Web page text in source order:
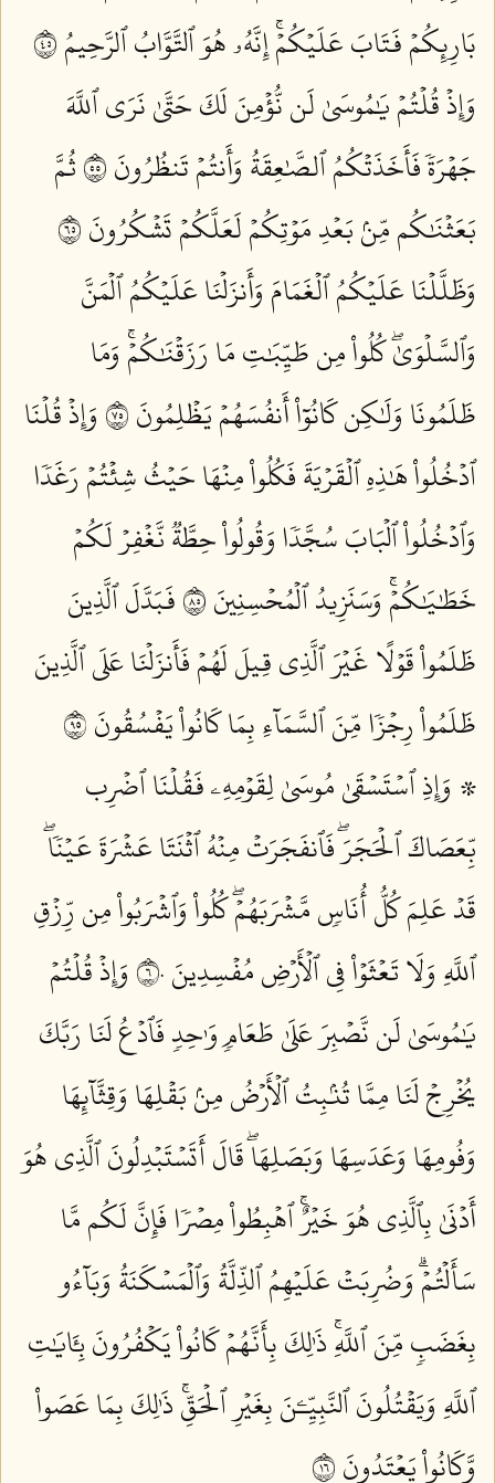
بَارِئِكُمۡ فَتَابَ عَلَيۡكُمۡۚ إِنَّهُۥ هُوَ ٱلتَّوَّابُ ٱلرَّحِيمُ ٥٤
وَإِذۡ قُلۡتُمۡ يَٰمُوسَىٰ لَن نُّؤۡمِنَ لَكَ حَتَّىٰ نَرَى ٱللَّهَ
جَهۡرَةٗ فَأَخَذَتۡكُمُ ٱلصَّٰعِقَةُ وَأَنتُمۡ تَنظُرُونَ ٥٥
ثُمَّ
بَعَثۡنَٰكُم مِّنۢ بَعۡدِ مَوۡتِكُمۡ لَعَلَّكُمۡ تَشۡكُرُونَ ٥٦
وَظَلَّلۡنَا عَلَيۡكُمُ ٱلۡغَمَامَ وَأَنزَلۡنَا عَلَيۡكُمُ ٱلۡمَنَّ
وَٱلسَّلۡوَىٰۖ كُلُواْ مِن طَيِّبَٰتِ مَا رَزَقۡنَٰكُمۡۚ وَمَا
ظَلَمُونَا وَلَٰكِن كَانُوٓاْ أَنفُسَهُمۡ يَظۡلِمُونَ ٥٧
وَإِذۡ قُلۡنَا
ٱدۡخُلُواْ هَٰذِهِ ٱلۡقَرۡيَةَ فَكُلُواْ مِنۡهَا حَيۡثُ شِئۡتُمۡ رَغَدٗا
وَٱدۡخُلُواْ ٱلۡبَابَ سُجَّدٗا وَقُولُواْ حِطَّةٞ نَّغۡفِرۡ لَكُمۡ
خَطَٰيَٰكُمۡۚ وَسَنَزِيدُ ٱلۡمُحۡسِنِينَ ٥٨
فَبَدَّلَ ٱلَّذِينَ
ظَلَمُواْ قَوۡلًا غَيۡرَ ٱلَّذِي قِيلَ لَهُمۡ فَأَنزَلۡنَا عَلَى ٱلَّذِينَ
ظَلَمُواْ رِجۡزٗا مِّنَ ٱلسَّمَآءِ بِمَا كَانُواْ يَفۡسُقُونَ ٥٩
۞ وَإِذِ ٱسۡتَسۡقَىٰ مُوسَىٰ لِقَوۡمِهِۦ فَقُلۡنَا ٱضۡرِب
بِّعَصَاكَ ٱلۡحَجَرَۖ فَٱنفَجَرَتۡ مِنۡهُ ٱثۡنَتَا عَشۡرَةَ عَيۡنٗاۖ
قَدۡ عَلِمَ كُلُّ أُنَاسٖ مَّشۡرَبَهُمۡۖ كُلُواْ وَٱشۡرَبُواْ مِن رِّزۡقِ
ٱللَّهِ وَلَا تَعۡثَوۡاْ فِي ٱلۡأَرۡضِ مُفۡسِدِينَ ٦٠
وَإِذۡ قُلۡتُمۡ
يَٰمُوسَىٰ لَن نَّصۡبِرَ عَلَىٰ طَعَامٖ وَٰحِدٖ فَٱدۡعُ لَنَا رَبَّكَ
يُخۡرِجۡ لَنَا مِمَّا تُنۢبِتُ ٱلۡأَرۡضُ مِنۢ بَقۡلِهَا وَقِثَّآئِهَا
وَفُومِهَا وَعَدَسِهَا وَبَصَلِهَاۖ قَالَ أَتَسۡتَبۡدِلُونَ ٱلَّذِي هُوَ
أَدۡنَىٰ بِٱلَّذِي هُوَ خَيۡرٌۚ ٱهۡبِطُواْ مِصۡرٗا فَإِنَّ لَكُم مَّا
سَأَلۡتُمۡۗ وَضُرِبَتۡ عَلَيۡهِمُ ٱلذِّلَّةُ وَٱلۡمَسۡكَنَةُ وَبَآءُو
بِغَضَبٖ مِّنَ ٱللَّهِۚ ذَٰلِكَ بِأَنَّهُمۡ كَانُواْ يَكۡفُرُونَ بِـَٔايَٰتِ
ٱللَّهِ وَيَقۡتُلُونَ ٱلنَّبِيِّـۧنَ بِغَيۡرِ ٱلۡحَقِّۚ ذَٰلِكَ بِمَا عَصَواْ
وَّكَانُواْ يَعۡتَدُونَ ٦١